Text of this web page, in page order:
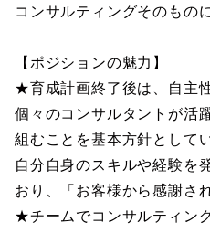
コンサルティングそのもの
【ポジションの魅力】
★育成計画終了後は、自主
個々のコンサルタントが活
組むことを基本方針として
自分自身のスキルや経験を
おり、「お客様から感謝さ
★チームでコンサルティン